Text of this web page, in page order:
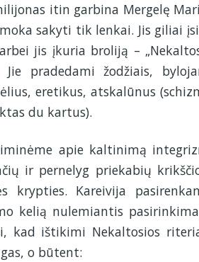
itin garbina Mergelę
sakyti tik lenkai. Jis giliai
jis įkuria broliją –
Jie pradedami žodžiais,
eretikus, atskalūnus
du kartus).
apie kaltinimą
ir pernelyg priekabių
krypties. Kareivija
kelią nulemiantis
kad ištikimi Nekaltosios
o būtent: